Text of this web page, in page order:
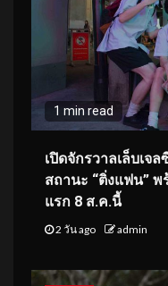
1 min read
เปิดจักรวาลเล็บเจ
สถานะ “ติ่งแฟน”
แรก 8 ส.ค.นี้
2 วัน ago admin